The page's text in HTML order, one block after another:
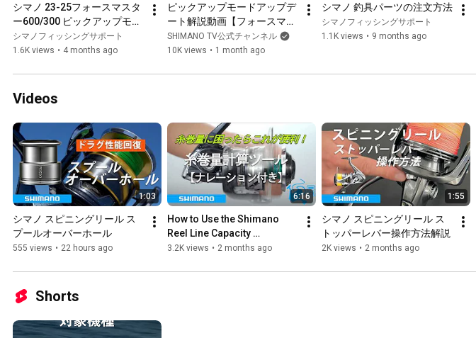
シマノ 23-25フォースマスタ
ー600/300 ピックアップモー
ド アップデートサービス
シマノフィッシングサポート
1.6K views • 4 months ago
ピックアップモードアップデ
ート解説動画【フォースマス
ター300/600シリーズ】
SHIMANO TV公式チャンネル
10K views • 1 month ago
シマノ 釣具パーツの注文方法
シマノフィッシングサポート
1.1K views • 9 months ago
Videos
1:03
シマノ スピニングリール ス
プールオーバーホール
555 views • 22 hours ago
6:16
How to Use the Shimano
Reel Line Capacity
Calculator [With Narration]
3.2K views • 2 months ago
1:55
シマノ スピニングリール ス
トッパーレバー操作方法解説
2K views • 2 months ago
Shorts